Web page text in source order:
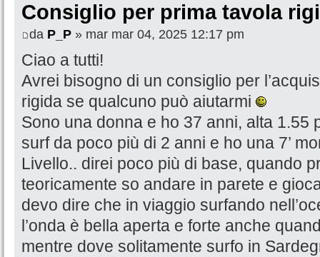
Consiglio per prima tavola
da P_P » mar mar 04, 2025 12:17 pm
Ciao a tutti!
Avrei bisogno di un consiglio per
rigida se qualcuno può aiutarmi
Sono una donna e ho 37 anni, alta 1.55
surf da poco più di 2 anni e ho una 7’
Livello.. direi poco più di base, quando
teoricamente so andare in parete e
devo dire che in viaggio surfando
l’onda è bella aperta e forte anche
mentre dove solitamente surfo in